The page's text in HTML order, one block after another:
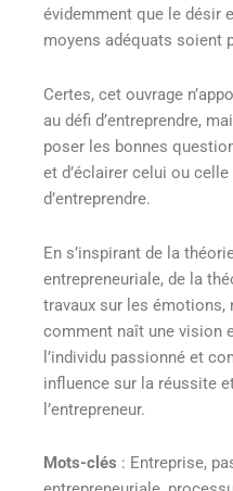
évidemment que le désir
moyens adéquats soient
Certes, cet ouvrage
au défi d’entreprendre,
poser les bonnes
et d’éclairer celui ou
d’entreprendre.
En s’inspirant de la
entrepreneuriale, de la
travaux sur les émotions,
comment naît une vision
l’individu passionné et
influence sur la réussite
l’entrepreneur.
Mots-clés : Entreprise,